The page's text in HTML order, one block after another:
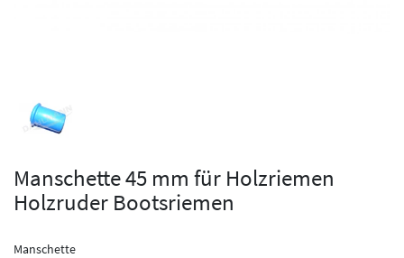
Manschette 45 mm für Holzriemen
Holzruder Bootsriemen
Manschette